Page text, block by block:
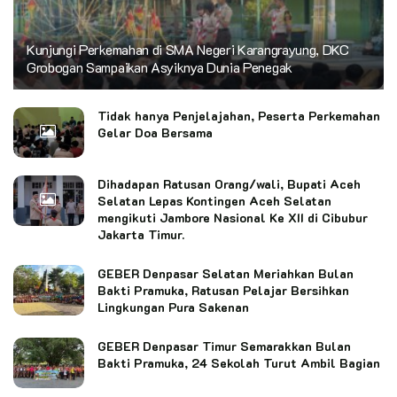
Kunjungi Perkemahan di SMA Negeri Karangrayung, DKC
Grobogan Sampaikan Asyiknya Dunia Penegak
Tidak hanya Penjelajahan, Peserta Perkemahan
Gelar Doa Bersama
Dihadapan Ratusan Orang/wali, Bupati Aceh
Selatan Lepas Kontingen Aceh Selatan
mengikuti Jambore Nasional Ke XII di Cibubur
Jakarta Timur.
GEBER Denpasar Selatan Meriahkan Bulan
Bakti Pramuka, Ratusan Pelajar Bersihkan
Lingkungan Pura Sakenan
GEBER Denpasar Timur Semarakkan Bulan
Bakti Pramuka, 24 Sekolah Turut Ambil Bagian